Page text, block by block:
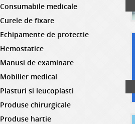
Consumabile medicale
Curele de fixare
Echipamente de protectie
Hemostatice
Manusi de examinare
Mobilier medical
Plasturi si leucoplasti
Produse chirurgicale
Produse hartie